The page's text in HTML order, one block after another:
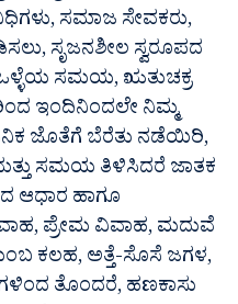
ಸಮಾಜ ಸೇವಕರು,
ಸೃಜನಶೀಲ ಸ್ವರೂಪದ
ಸಮಯ, ಋತುಚಕ್ರ
ಇಂದಿನಿಂದಲೇ ನಿಮ್ಮ
ಜೊತೆಗೆ ಬೆರೆತು ನಡೆಯಿರಿ,
ಸಮಯ ತಿಳಿಸಿದರೆ ಜಾತಕ
ಆಧಾರ ಹಾಗೂ
ಪ್ರೇಮ ವಿವಾಹ, ಮದುವೆ
ಕಲಹ, ಅತ್ತೆ-ಸೊಸೆ ಜಗಳ,
ತೊಂದರೆ, ಹಣಕಾಸು